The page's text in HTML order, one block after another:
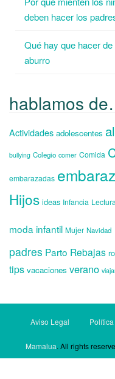
deben hacer los
Qué hay que hacer
aburro
hablamos
Actividades adolescentes
bullying Colegio comer Comida
embarazadas
Hijos ideas Infancia Lectura
moda infantil Mujer Navidad
padres Parto Rebajas
tips vacaciones verano
Aviso Legal
Mamalua. All rights